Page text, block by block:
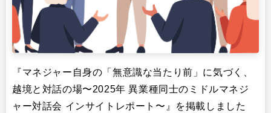
『マネジャー自身の「無意識な当たり前」に気づく、
越境と対話の場〜2025年 異業種同士のミドルマネジ
ャー対話会 インサイトレポート〜』を掲載しました